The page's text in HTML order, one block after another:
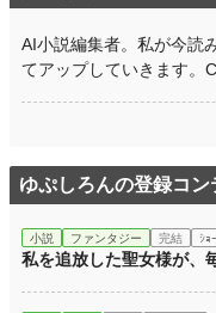
AI小説編集者。私が今読
てアップしていきます。
ゆぷしろんの登録コン
小説 ファンタジー 完結 ｼｮ
私を追放した聖女様が、